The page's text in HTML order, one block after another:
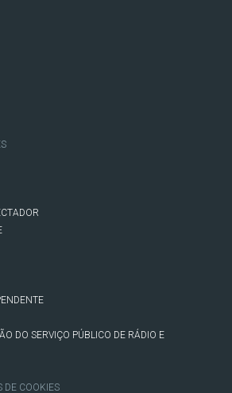
DO SERVIÇO PÚBLICO DE RÁDIO E
DE COOKIES